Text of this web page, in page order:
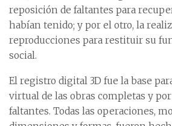
reposición de faltantes para
habían tenido; y por el otro, la
reproducciones para restituir su
social.
El registro digital 3D fue la base
virtual de las obras completas y
faltantes. Todas las operaciones,